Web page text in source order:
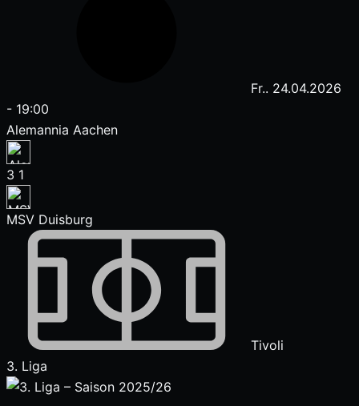
Fr.. 24.04.2026
- 19:00
Alemannia Aachen
3 1
MSV Duisburg
Tivoli
3. Liga